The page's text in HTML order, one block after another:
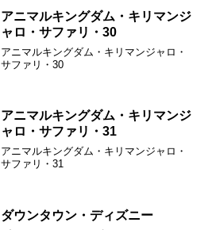
アニマルキングダム・キリマンジ
ャロ・サファリ・30
アニマルキングダム・キリマンジャロ・
サファリ・30
アニマルキングダム・キリマンジ
ャロ・サファリ・31
アニマルキングダム・キリマンジャロ・
サファリ・31
ダウンタウン・ディズニー